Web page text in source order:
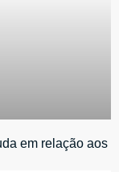
em relação aos